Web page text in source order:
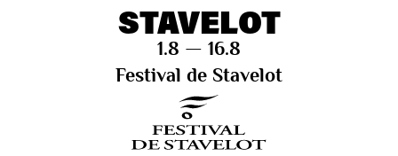
STAVELOT
1.8 — 16.8
Festival de Stavelot